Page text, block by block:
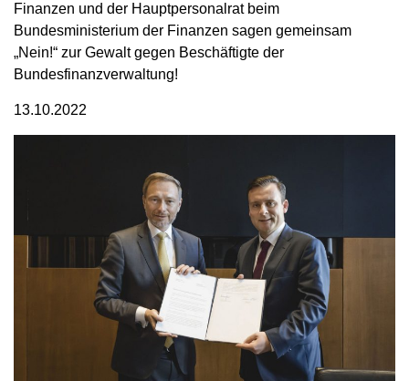
Finanzen und der Hauptpersonalrat beim
Bundesministerium der Finanzen sagen gemeinsam
„Nein!“ zur Gewalt gegen Beschäftigte der
Bundesfinanzverwaltung!
13.10.2022